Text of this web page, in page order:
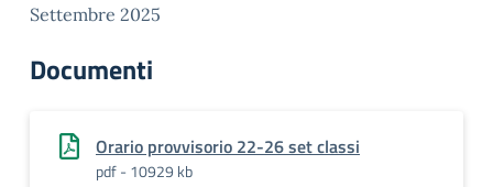
Settembre 2025
Documenti
Orario provvisorio 22-26 set classi
pdf - 10929 kb